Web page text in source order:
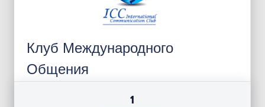
Клуб Международного
Общения
1